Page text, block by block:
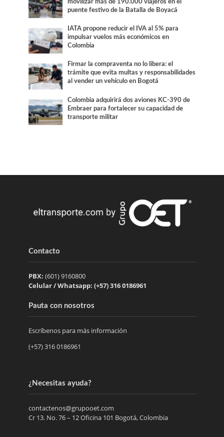
movilizar más de 190.000 viajeros en el
puente festivo de la Batalla de Boyacá
IATA propone reducir el IVA al 5% para
impulsar vuelos más económicos en
Colombia
Firmar la compraventa no lo libera: el
trámite que evita multas y responsabilidades
al vender un vehículo en Bogotá
Colombia adquirirá dos aviones KC-390 de
Embraer para fortalecer su capacidad de
transporte militar
Contacto
PBX: (601) 9160800
Celular / Whatsapp: (+57) 316 0186961
Pauta con nosotros
Escríbenos para más información
(+57) 316 0186961
¿Necesitas ayuda?
contactenos@grupooet.com
Cr 13. No. 76 – 12 Oficina 101 Bogotá, Colombia